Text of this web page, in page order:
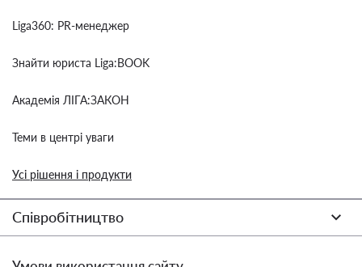
Liga360: PR-менеджер
Знайти юриста Liga:BOOK
Академія ЛІГА:ЗАКОН
Теми в центрі уваги
Усі рішення і продукти
Співробітництво